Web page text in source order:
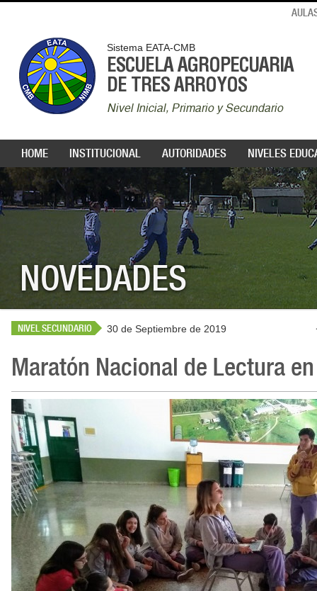
Sistema EATA-CMB
ESCUELA AGROPECUARIA
DE TRES ARROYOS
Nivel Inicial, Primario y Secundario
HOME INSTITUCIONAL AUTORIDADES NIVELES
NOVEDADES
NIVEL SECUNDARIO 30 de Septiembre de 2019
Maratón Nacional de Lectura en